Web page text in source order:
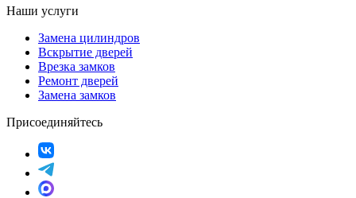
Наши услуги
Замена цилиндров
Вскрытие дверей
Врезка замков
Ремонт дверей
Замена замков
Присоединяйтесь